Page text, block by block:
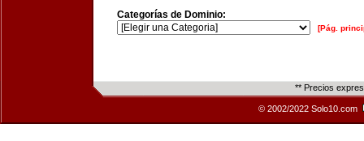
Categorías de Dominio:
[Pág.
** Precios
© 2002/2022 Solo10.com